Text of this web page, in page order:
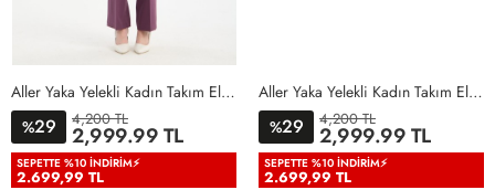
36 38 40 42 44
48
50
Aller Yaka Yelekli Kadın Takım Elbise Lila Lila
%29 4,200 TL
2,999.99 TL
SEPETTE %10 İNDIRIM⚡
2.699,99 TL
36 38 40 42 44
48
50
Aller Yaka Yelekli Kadın Takım Elbise Açık Pembe Açık Pembe
%29 4,200 TL
2,999.99 TL
SEPETTE %10 İNDIRIM⚡
2.699,99 TL